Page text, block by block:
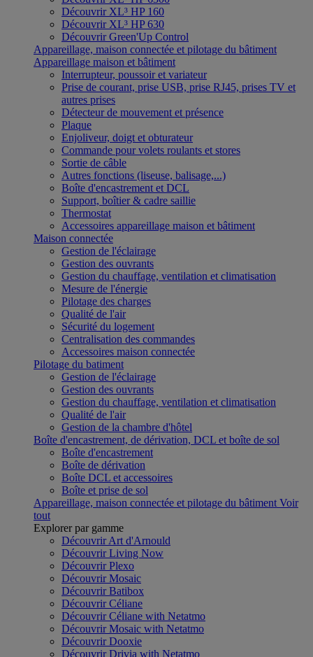
Découvrir XL³ HP 160
Découvrir XL³ HP 630
Découvrir Green'Up Control
Appareillage, maison connectée et pilotage du bâtiment
Appareillage maison et bâtiment
Interrupteur, poussoir et variateur
Prise de courant, prise USB, prise RJ45, prises TV et
autres prises
Détecteur de mouvement et présence
Plaque
Enjoliveur, doigt et obturateur
Commande pour volets roulants et stores
Sortie de câble
Autres fonctions (liseuse, balisage,...)
Boîte d'encastrement et DCL
Support, boîtier & cadre saillie
Thermostat
Accessoires appareillage maison et bâtiment
Maison connectée
Gestion de l'éclairage
Gestion des ouvrants
Gestion du chauffage, ventilation et climatisation
Mesure de l'énergie
Pilotage des charges
Qualité de l'air
Sécurité du logement
Centralisation des commandes
Accessoires maison connectée
Pilotage du batiment
Gestion de l'éclairage
Gestion des ouvrants
Gestion du chauffage, ventilation et climatisation
Qualité de l'air
Gestion de la chambre d'hôtel
Boîte d'encastrement, de dérivation, DCL et boîte de sol
Boîte d'encastrement
Boîte de dérivation
Boîte DCL et accessoires
Boîte et prise de sol
Appareillage, maison connectée et pilotage du bâtiment Voir
tout
Explorer par gamme
Découvrir Art d'Arnould
Découvrir Living Now
Découvrir Plexo
Découvrir Mosaic
Découvrir Batibox
Découvrir Céliane
Découvrir Céliane with Netatmo
Découvrir Mosaic with Netatmo
Découvrir Dooxie
Découvrir Drivia with Netatmo